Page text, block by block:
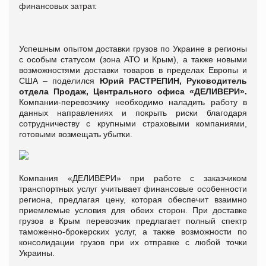
финансовых затрат.
Успешным опытом доставки грузов по Украине в регионы
с особым статусом (зона АТО и Крым), а также новыми
возможностями доставки товаров в пределах Европы и
США – поделился Юрий РАСТРЕПИН, Руководитель
отдела Продаж, Центрального офиса «ДЕЛИВЕРИ».
Компании-перевозчику необходимо наладить работу в
данных направлениях и покрыть риски благодаря
сотрудничеству с крупными страховыми компаниями,
готовыми возмещать убытки.
Компания «ДЕЛИВЕРИ» при работе с заказчиком
транспортных услуг учитывает финансовые особенности
региона, предлагая цену, которая обеспечит взаимно
приемлемые условия для обеих сторон. При доставке
грузов в Крым перевозчик предлагает полный спектр
таможенно-брокерских услуг, а также возможности по
консолидации грузов при их отправке с любой точки
Украины.